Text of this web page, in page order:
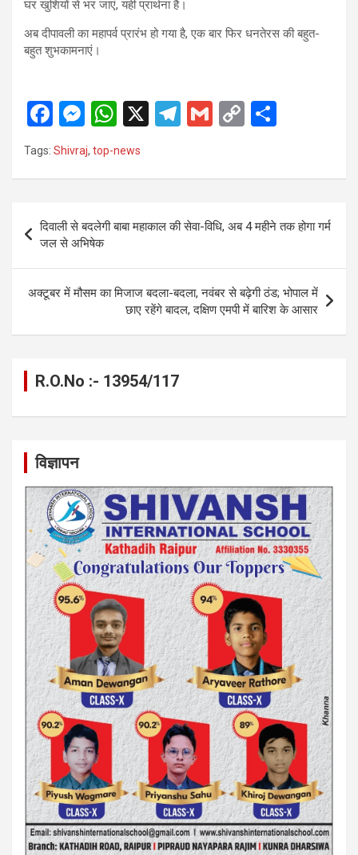
घर खुशियों से भर जाएं, यही प्रार्थना है।
अब दीपावली का महापर्व प्रारंभ हो गया है, एक बार फिर धनतेरस की बहुत-
बहुत शुभकामनाएं।
F
a
o
o
k
M
es
se
g
er
W
A
p
X
T
a
G
C
n
Tags: Shivraj, top-news
Post
navigation
दिवाली से बदलेगी बाबा महाकाल की सेवा-विधि, अब 4 महीने तक होगा गर्म
जल से अभिषेक
अक्टूबर में मौसम का मिजाज बदला-बदला, नवंबर से बढ़ेगी ठंड; भोपाल में
छाए रहेंगे बादल, दक्षिण एमपी में बारिश के आसार
R.O.No :- 13954/117
विज्ञापन